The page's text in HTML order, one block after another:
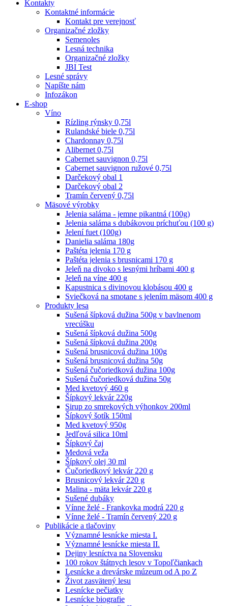
Kontakty
Kontaktné informácie
Kontakt pre verejnosť
Organizačné zložky
Semenoles
Lesná technika
Organizačné zložky
JBI Test
Lesné správy
Napíšte nám
Infozákon
E-shop
Víno
Rízling rýnsky 0,75l
Rulandské biele 0,75l
Chardonnay 0,75l
Alibernet 0,75l
Cabernet sauvignon 0,75l
Cabernet sauvignon ružové 0,75l
Darčekový obal 1
Darčekový obal 2
Tramín červený 0,75l
Mäsové výrobky
Jelenia saláma - jemne pikantná (100g)
Jelenia saláma s dubákovou príchuťou (100 g)
Jelení fuet (100g)
Danielia saláma 180g
Paštéta jelenia 170 g
Paštéta jelenia s brusnicami 170 g
Jeleň na divoko s lesnými hríbami 400 g
Jeleň na víne 400 g
Kapustnica s divinovou klobásou 400 g
Sviečková na smotane s jelením mäsom 400 g
Produkty lesa
Sušená šípková dužina 500g v bavlnenom
vrecúšku
Sušená šípková dužina 500g
Sušená šípková dužina 200g
Sušená brusnicová dužina 100g
Sušená brusnicová dužina 50g
Sušená čučoriedková dužina 100g
Sušená čučoriedková dužina 50g
Med kvetový 460 g
Šípkový lekvár 220g
Sirup zo smrekových výhonkov 200ml
Šípkový šotík 150ml
Med kvetový 950g
Jedľová silica 10ml
Šípkový čaj
Medová veža
Šípkový olej 30 ml
Čučoriedkový lekvár 220 g
Brusnicový lekvár 220 g
Malina - mäta lekvár 220 g
Sušené dubáky
Vínne želé - Frankovka modrá 220 g
Vínne želé - Tramín červený 220 g
Publikácie a tlačoviny
Významné lesnícke miesta I.
Významné lesnícke miesta II.
Dejiny lesníctva na Slovensku
100 rokov štátnych lesov v Topoľčiankach
Lesnícke a drevárske múzeum od A po Z
Život zasvätený lesu
Lesnícke pečiatky
Lesnícke biografie